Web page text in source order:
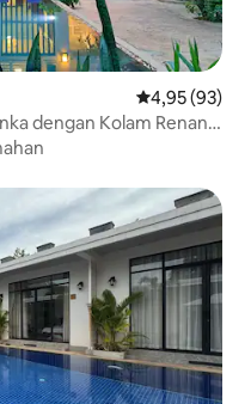
Nilai rata-rata
4,95 (93)
dengan Kolam Renang